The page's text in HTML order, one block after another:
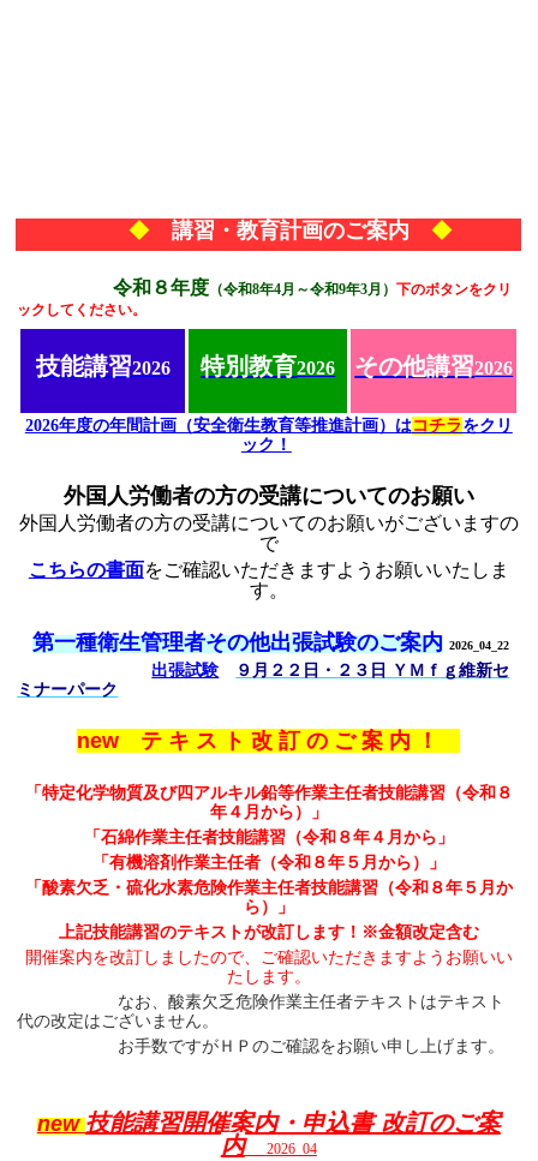
◆講習・教育計画のご案内 ◆
令和８年度 （令和8年4月～令和9年3月）下のボタンをクリ
ックしてください。
技能講習2026 特別教育2026 その他講習2026
2026年度の年間計画（安全衛生教育等推進計画）はコチラをクリ
ック！
外国人労働者の方の受講についてのお願い
外国人労働者の方の受講についてのお願いがございますの
で
こちらの書面をご確認いただきますようお願いいたしま
す。
第一種衛生管理者その他出張試験のご案内 2026_04_22
出張試験
９月２２日・２３日 ＹＭｆｇ維新セ
ミナーパーク
new テ キ ス ト 改 訂 の ご 案 内 ！
「特定化学物質及び四アルキル鉛等作業主任者技能講習（令和８
年４月から）」
「石綿作業主任者技能講習（令和８年４月から」
「有機溶剤作業主任者（令和８年５月から）」
「酸素欠乏・硫化水素危険作業主任者技能講習（令和８年５月か
ら）」
上記技能講習のテキストが改訂します！※金額改定含む
開催案内を改訂しましたので、ご確認いただきますようお願いい
たします。
なお、酸素欠乏危険作業主任者テキストはテキスト
代の改定はございません。
お手数ですがＨＰのご確認をお願い申し上げます。
new技能講習開催案内・申込書 改訂のご案
内
2026_04